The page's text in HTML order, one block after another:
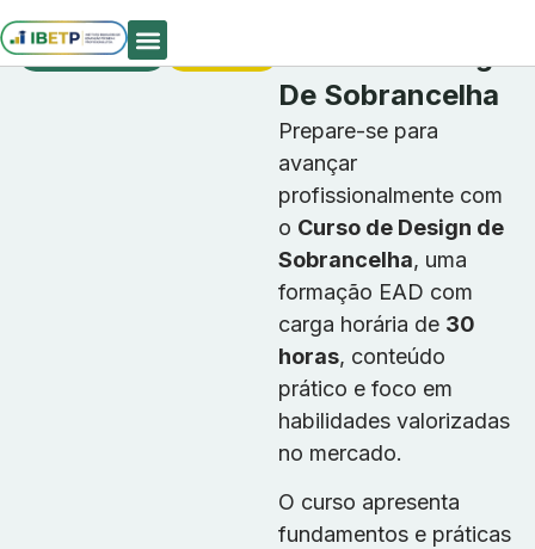
Cursos
Profissionalizantes
De Sobrancelha
Prepare-se para
avançar
profissionalmente com
o Curso de Design de
Sobrancelha, uma
formação EAD com
carga horária de 30
horas, conteúdo
prático e foco em
habilidades valorizadas
no mercado.
O curso apresenta
fundamentos e práticas